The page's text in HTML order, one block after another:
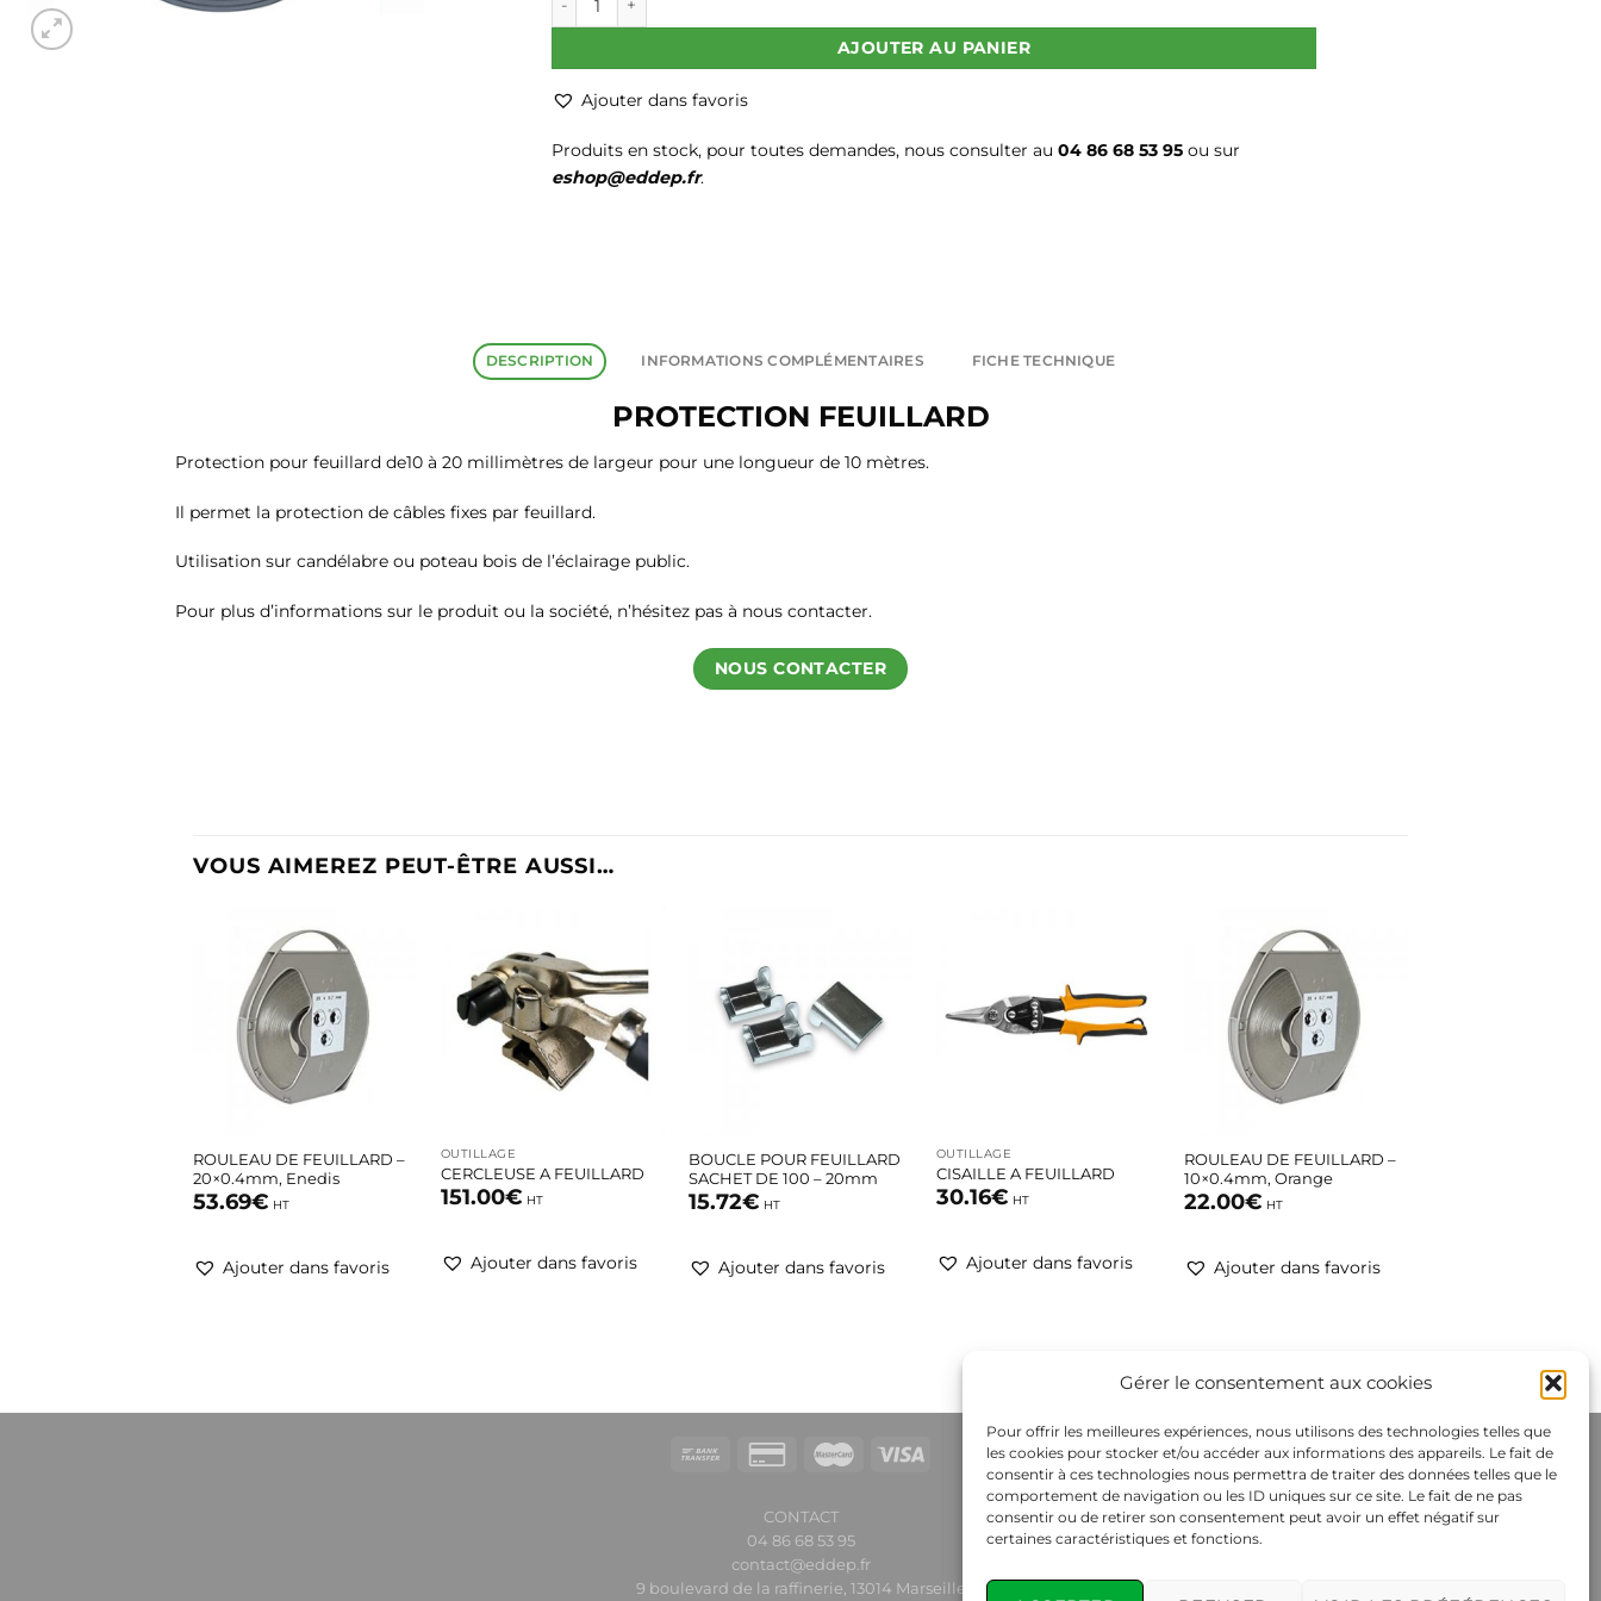
Gérer le consentement aux cookies
Pour offrir les meilleures expériences, nous utilisons des technologies telles que
les cookies pour stocker et/ou accéder aux informations des appareils. Le fait de
consentir à ces technologies nous permettra de traiter des données telles que le
comportement de navigation ou les ID uniques sur ce site. Le fait de ne pas
consentir ou de retirer son consentement peut avoir un effet négatif sur
certaines caractéristiques et fonctions.
AJOUTER AU PANIER
Ajouter dans favoris
Produits en stock, pour toutes demandes, nous consulter au 04 86 68 53 95 ou sur
eshop@eddep.fr.
DESCRIPTION INFORMATIONS COMPLÉMENTAIRES FICHE TECHNIQUE
PROTECTION FEUILLARD
Protection pour feuillard de10 à 20 millimètres de largeur pour une longueur de 10 mètres.
Il permet la protection de câbles fixes par feuillard.
Utilisation sur candélabre ou poteau bois de l’éclairage public.
Pour plus d’informations sur le produit ou la société, n’hésitez pas à nous contacter.
NOUS CONTACTER
VOUS AIMEREZ PEUT-ÊTRE AUSSI…
ROULEAU DE FEUILLARD –
20×0.4mm, Enedis
53.69€ HT
Ajouter dans favoris
Ajouter
à la
liste
d’envies
OUTILLAGE
CERCLEUSE A FEUILLARD
151.00€ HT
Ajouter dans favoris
BOUCLE POUR FEUILLARD
SACHET DE 100 – 20mm
15.72€ HT
Ajouter dans favoris
liste
d’envies
OUTILLAGE
CISAILLE A FEUILLARD
30.16€ HT
Ajouter dans favoris
ROULEAU DE FEUILLARD –
10×0.4mm, Orange
22.00€ HT
Ajouter dans favoris
CONTACT
04 86 68 53 95
contact@eddep.fr
9 boulevard de la raffinerie, 13014 Marseille